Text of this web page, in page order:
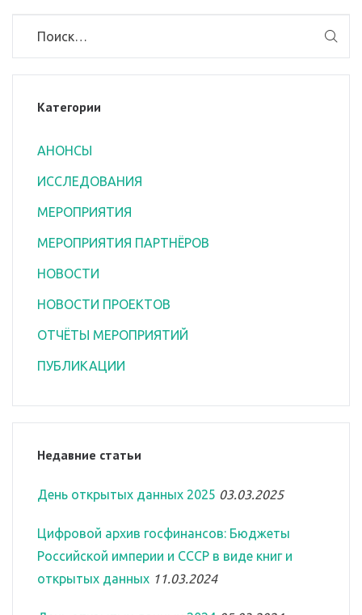
Категории
АНОНСЫ
ИССЛЕДОВАНИЯ
МЕРОПРИЯТИЯ
МЕРОПРИЯТИЯ ПАРТНЁРОВ
НОВОСТИ
НОВОСТИ ПРОЕКТОВ
ОТЧЁТЫ МЕРОПРИЯТИЙ
ПУБЛИКАЦИИ
Недавние статьи
День открытых данных 2025 03.03.2025
Цифровой архив госфинансов: Бюджеты
Российской империи и СССР в виде книг и
открытых данных 11.03.2024